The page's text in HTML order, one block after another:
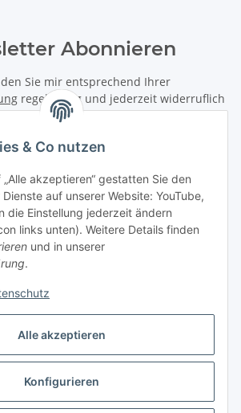
Alle akzeptieren
Konfigurieren
& Co nutzen
akzeptieren“ gestatten Sie den
auf unserer Website: YouTube,
die Einstellung jederzeit ändern
links unten). Weitere Details finden
und in unserer
.
Abonnieren
Sie mir entsprechend Ihrer
regelmäßig und jederzeit widerruflich
Ihrem Produktsortiment per E-Mail zu.
Vertrag widerrufen